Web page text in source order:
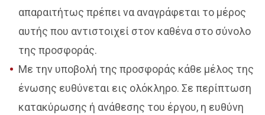
απαραιτήτως πρέπει να αναγράφεται το μέρος
αυτής που αντιστοιχεί στον καθένα στο σύνολο
της προσφοράς.
Με την υποβολή της προσφοράς κάθε μέλος της
ένωσης ευθύνεται εις ολόκληρο. Σε περίπτωση
κατακύρωσης ή ανάθεσης του έργου, η ευθύνη